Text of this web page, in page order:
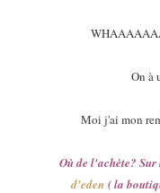
On à
Moi j'ai mon
Où de l'achète?
d'eden( la